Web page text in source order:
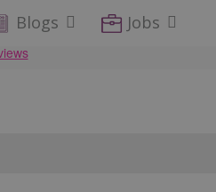
Blogs Jobs